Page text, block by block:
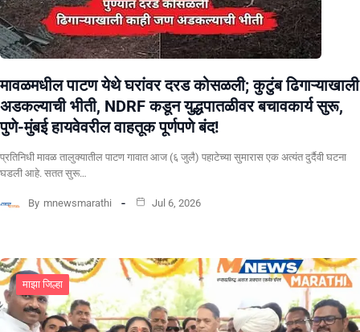
मावळमधील पाटण येथे घरांवर दरड कोसळली; कुटुंब ढिगाऱ्याखाली
अडकल्याची भीती, NDRF कडून युद्धपातळीवर बचावकार्य सुरू,
पुणे-मुंबई हायवेवरील वाहतूक पूर्णपणे बंद!
​प्रतिनिधी मावळ तालुक्यातील पाटण गावात आज (६ जुलै) पहाटेच्या सुमारास एक अत्यंत दुर्दैवी घटना
घडली आहे. सतत सुरू…
By mnewsmarathi Jul 6, 2026
माझा जिल्हा